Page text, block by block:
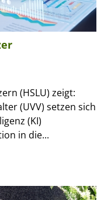
(HSLU) zeigt:
(UVV) setzen sich
(KI)
in die...